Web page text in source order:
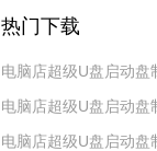
热门下载
电脑店超级U盘启动盘
v7.5_2407
电脑店超级U盘启动盘
v7.5_2405
电脑店超级U盘启动盘